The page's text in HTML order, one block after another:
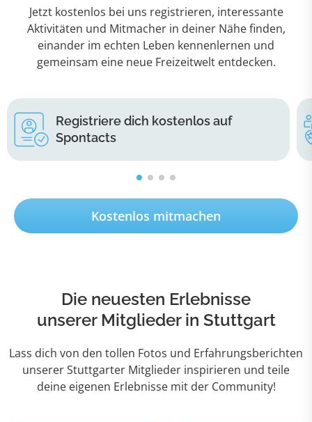
Jetzt kostenlos bei uns registrieren, interessante
Aktivitäten und Mitmacher in deiner Nähe finden,
einander im echten Leben kennenlernen und
gemeinsam eine neue Freizeitwelt entdecken.
Registriere dich kostenlos auf
Spontacts
Kostenlos mitmachen
Die neuesten Erlebnisse
unserer Mitglieder in Stuttgart
Lass dich von den tollen Fotos und Erfahrungsberichten
unserer Stuttgarter Mitglieder inspirieren und teile
deine eigenen Erlebnisse mit der Community!